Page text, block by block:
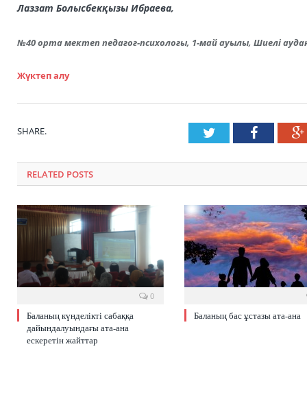
Лаззат Болысбекқызы Ибраева,
№40 орта мектеп педагог-психологы, 1-май ауылы, Шиелі
Жүктеп алу
SHARE. Twitter
RELATED POSTS
0
Баланың күнделікті сабаққа
дайындалуындағы ата-ана
ескеретін жайттар
Баланың бас ұстазы ата-ана